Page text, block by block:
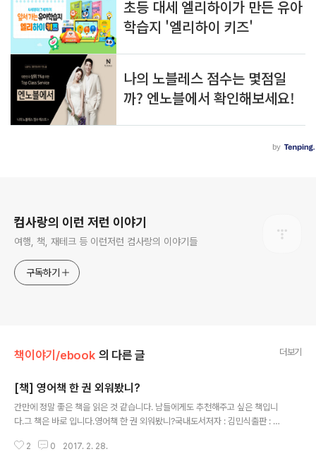
컴사랑의 이런 저런 이야기
여행, 책, 재테크 등 이런저런 컴사랑의 이야기들
구독하기
책이야기/ebook 의 다른 글 더보기
[책] 영어책 한 권 외워봤니?
간만에 정말 좋은 책을 읽은 것 같습니다. 남들에게도 추천해주고 싶은 책입니
다.그 책은 바로 입니다.영어책 한 권 외워봤니?국내도서저자 : 김민식출판 : 위
언어 (일본어, 중국어등)로 확장가능할 뿐만 아니라, 저자의 삶에 대한 이야기도
2 0 2017. 2. 28.